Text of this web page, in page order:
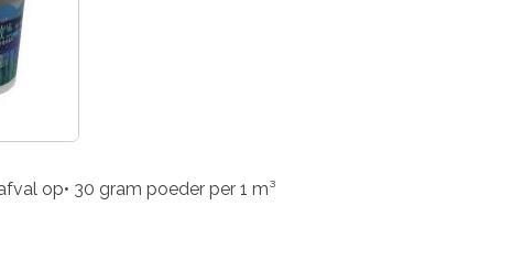
op• 30 gram poeder per 1 m³